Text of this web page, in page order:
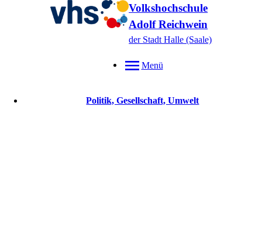
Volkshochschule
Adolf Reichwein
der Stadt Halle (Saale)
Menü
Politik, Gesellschaft, Umwelt